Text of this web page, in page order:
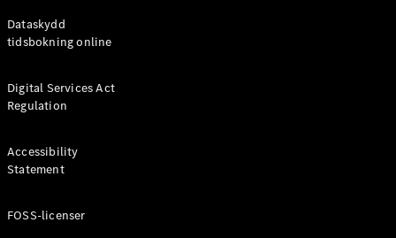
Horizon
Mercedes-
Benz Online
Transportbilar
Konfigurator
Dataskydd
tidsbokning online
Digital Services Act
Regulation
Accessibility
Statement
FOSS-licenser